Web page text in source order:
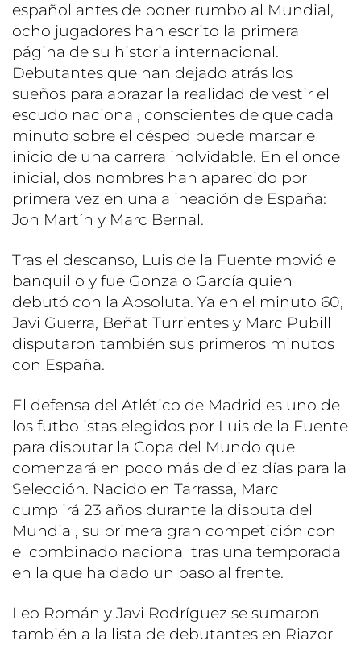
español antes de poner rumbo al Mundial,
ocho jugadores han escrito la primera
página de su historia internacional.
Debutantes que han dejado atrás los
sueños para abrazar la realidad de vestir el
escudo nacional, conscientes de que cada
minuto sobre el césped puede marcar el
inicio de una carrera inolvidable. En el once
inicial, dos nombres han aparecido por
primera vez en una alineación de España:
Jon Martín y Marc Bernal.
Tras el descanso, Luis de la Fuente movió el
banquillo y fue Gonzalo García quien
debutó con la Absoluta. Ya en el minuto 60,
Javi Guerra, Beñat Turrientes y Marc Pubill
disputaron también sus primeros minutos
con España.
El defensa del Atlético de Madrid es uno de
los futbolistas elegidos por Luis de la Fuente
para disputar la Copa del Mundo que
comenzará en poco más de diez días para la
Selección. Nacido en Tarrassa, Marc
cumplirá 23 años durante la disputa del
Mundial, su primera gran competición con
el combinado nacional tras una temporada
en la que ha dado un paso al frente.
Leo Román y Javi Rodríguez se sumaron
también a la lista de debutantes en Riazor